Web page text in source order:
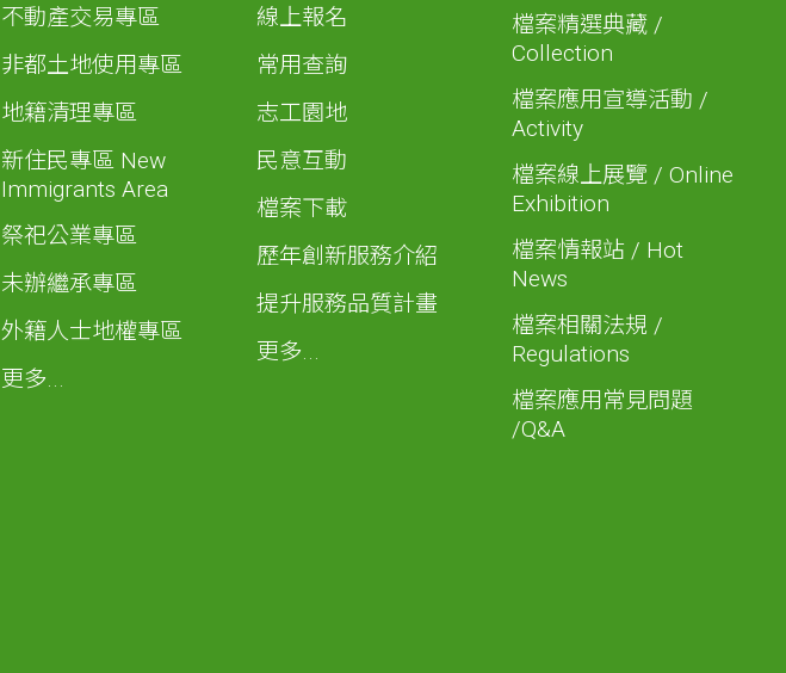
不動產交易專區
非都土地使用專區
地籍清理專區
新住民專區 New
Immigrants Area
祭祀公業專區
未辦繼承專區
外籍人士地權專區
更多...
線上報名
常用查詢
志工園地
民意互動
檔案下載
歷年創新服務介紹
提升服務品質計畫
更多...
檔案精選典藏 /
Collection
檔案應用宣導活動 /
Activity
檔案線上展覽 / Online
Exhibition
檔案情報站 / Hot
News
檔案相關法規 /
Regulations
檔案應用常見問題
/Q&A